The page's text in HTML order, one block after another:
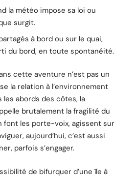
la météo impose sa loi ou
surgit.
à bord ou sur le quai,
du bord, en toute spontanéité.
cette aventure n’est pas un
la relation à l’environnement
les abords des côtes, la
brutalement la fragilité du
font les porte-voix, agissent sur
aujourd’hui, c’est aussi
parfois s’engager.
de bifurquer d’une île à